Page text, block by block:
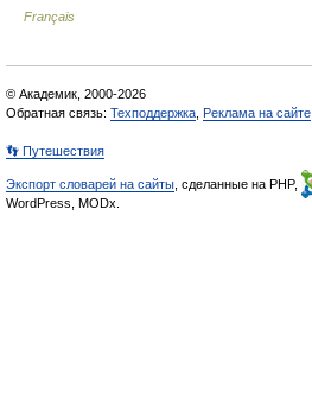
Français
© Академик, 2000-2026
Обратная связь: Техподдержка Реклама на сайте
👣 Путешествия
Экспорт словарей на сайты , сделанные на PHP,
WordPress, MODx.